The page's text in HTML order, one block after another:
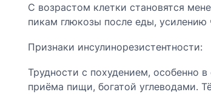
С возрастом клетки становятся
пикам глюкозы после еды, усилению
Признаки инсулинорезистентности:
Трудности с похудением, особенно
приёма пищи, богатой углеводами.